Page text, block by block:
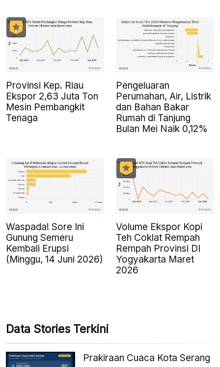
Provinsi Kep. Riau
Ekspor 2,63 Juta Ton
Mesin Pembangkit
Tenaga
Pengeluaran
Perumahan, Air, Listrik
dan Bahan Bakar
Rumah di Tanjung
Bulan Mei Naik 0,12%
Waspada! Sore Ini
Gunung Semeru
Kembali Erupsi
(Minggu, 14 Juni 2026)
Volume Ekspor Kopi
Teh Coklat Rempah
Rempah Provinsi DI
Yogyakarta Maret
2026
Data Stories Terkini
Prakiraan Cuaca Kota Serang